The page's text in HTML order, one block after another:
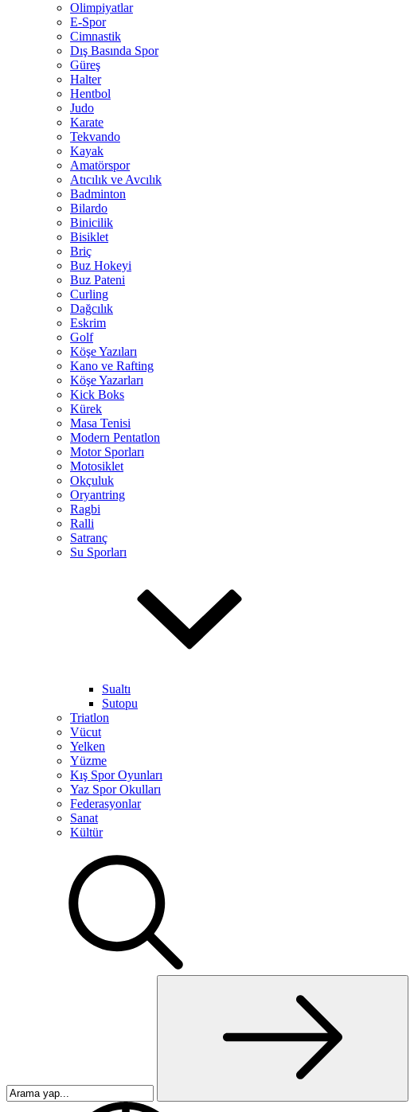
Olimpiyatlar
E-Spor
Cimnastik
Dış Basında Spor
Güreş
Halter
Hentbol
Judo
Karate
Tekvando
Kayak
Amatörspor
Atıcılık ve Avcılık
Badminton
Bilardo
Binicilik
Bisiklet
Briç
Buz Hokeyi
Buz Pateni
Curling
Dağcılık
Eskrim
Golf
Köşe Yazıları
Kano ve Rafting
Köşe Yazarları
Kick Boks
Kürek
Masa Tenisi
Modern Pentatlon
Motor Sporları
Motosiklet
Okçuluk
Oryantring
Ragbi
Ralli
Satranç
Su Sporları
Sualtı
Sutopu
Triatlon
Vücut
Yelken
Yüzme
Kış Spor Oyunları
Yaz Spor Okulları
Federasyonlar
Sanat
Kültür